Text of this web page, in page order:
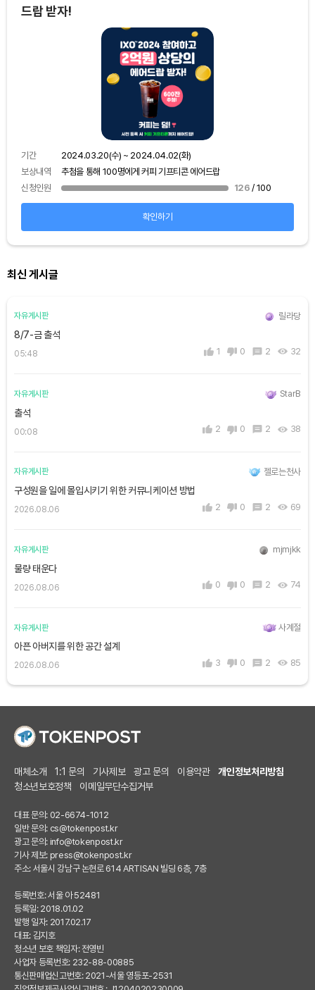
드랍 받자!
기간
2024.03.20(수) ~ 2024.04.02(화)
보상내역
추첨을 통해 100명에게 커피 기프티콘 에어드랍
신청인원
126 / 100
확인하기
최신 게시글
자유게시판 릴라당
8/7-금 출석
05:48 1 0 2 32
자유게시판 StarB
출석
00:08 2 0 2 38
자유게시판 젤로는천사
구성원을 일에 몰입시키기 위한 커뮤니케이션 방법
2026.08.06 2 0 2 69
자유게시판 mjmjkk
물량 태운다
2026.08.06 0 0 2 74
자유게시판 사계절
아픈 아버지를 위한 공간 설계
2026.08.06 3 0 2 85
매체소개 1:1 문의 기사제보 광고 문의 이용약관
개인정보처리방침
청소년보호정책
이메일무단수집거부
대표 문의: 02-6674-1012
일반 문의: cs@tokenpost.kr
광고 문의: info@tokenpost.kr
기사 제보: press@tokenpost.kr
주소: 서울시 강남구 논현로 614 ARTISAN 빌딩 6층, 7층
등록번호: 서울 아 52481
등록일: 2018.01.02
발행 일자: 2017.02.17
대표: 김지호
청소년 보호 책임자: 전영빈
사업자 등록번호: 232-88-00885
통신판매업신고번호: 2021-서울 영등포-2531